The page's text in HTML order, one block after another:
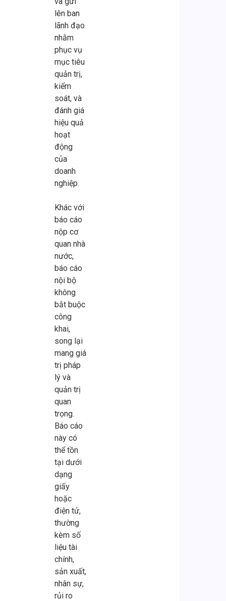
lên ban
lãnh đạo
nhằm
phục vụ
mục tiêu
quản trị,
kiểm
soát, và
đánh giá
hiệu quả
hoạt
động
của
doanh
nghiệp.
Khác với
báo cáo
nộp cơ
quan nhà
nước,
báo cáo
nội bộ
không
bắt buộc
công
khai,
song lại
mang giá
trị pháp
lý và
quản trị
quan
trọng.
Báo cáo
này có
thể tồn
tại dưới
dạng
giấy
hoặc
điện tử,
thường
kèm số
liệu tài
chính,
sản xuất,
nhân sự,
rủi ro